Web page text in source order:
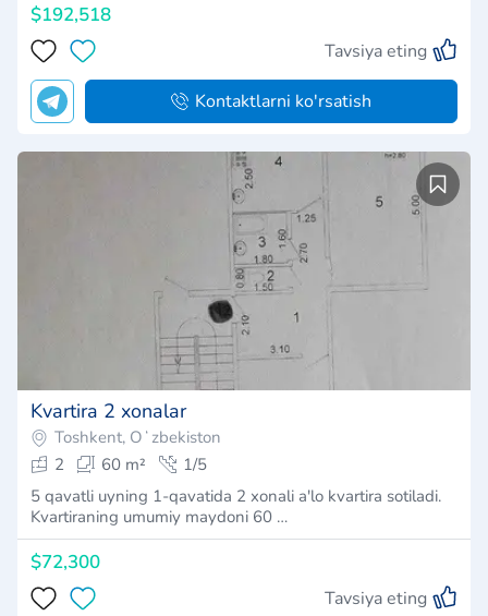
$192,518
Tavsiya eting
Kontaktlarni ko'rsatish
Kvartira 2 xonalar
Toshkent, Oʻzbekiston
2
60 m²
1/5
5 qavatli uyning 1-qavatida 2 xonali a'lo kvartira sotiladi.
Kvartiraning umumiy maydoni 60 …
$72,300
Tavsiya eting